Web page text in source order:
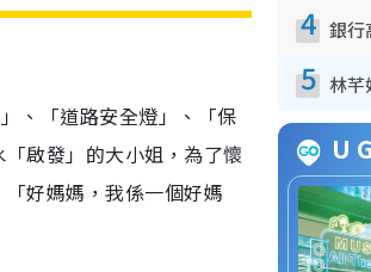
、「道路安全燈」、「保
啟發」的大小姐，為了懷
好媽媽，我係一個好媽
4
5
U